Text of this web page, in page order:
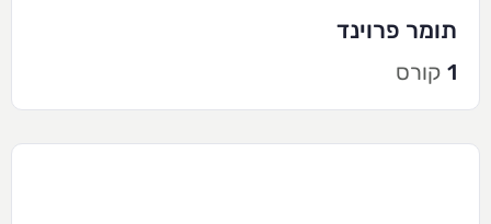
תומר פרוינד
1 קורס